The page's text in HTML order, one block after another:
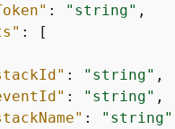
: "string" ,
: [
: "string" ,
: "string" ,
: "string"